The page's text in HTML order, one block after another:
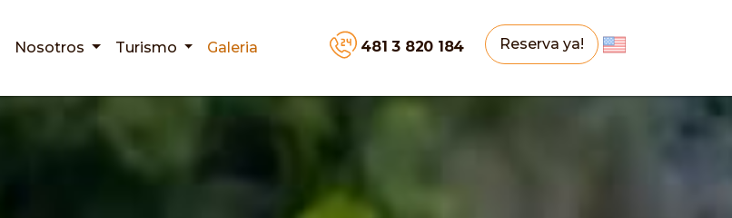
Nosotros Turismo Galeria 481 3 820 184 Reserva ya!